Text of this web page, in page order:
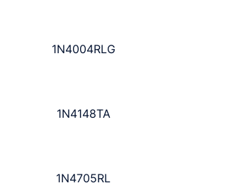
1N4004RLG
1N4148TA
1N4705RL